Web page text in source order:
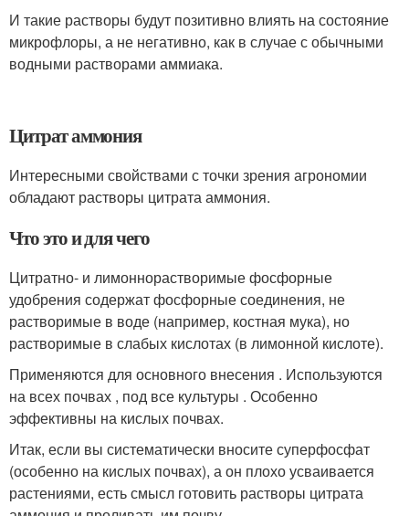
И такие растворы будут позитивно влиять на состояние
микрофлоры, а не негативно, как в случае с обычными
водными растворами аммиака.
Цитрат аммония
Интересными свойствами с точки зрения агрономии
обладают растворы цитрата аммония.
Что это и для чего
Цитратно- и лимоннорастворимые фосфорные
удобрения содержат фосфорные соединения, не
растворимые в воде (например, костная мука), но
растворимые в слабых кислотах (в лимонной кислоте).
Применяются для основного внесения . Используются
на всех почвах , под все культуры . Особенно
эффективны на кислых почвах.
Итак, если вы систематически вносите суперфосфат
(особенно на кислых почвах), а он плохо усваивается
растениями, есть смысл готовить растворы цитрата